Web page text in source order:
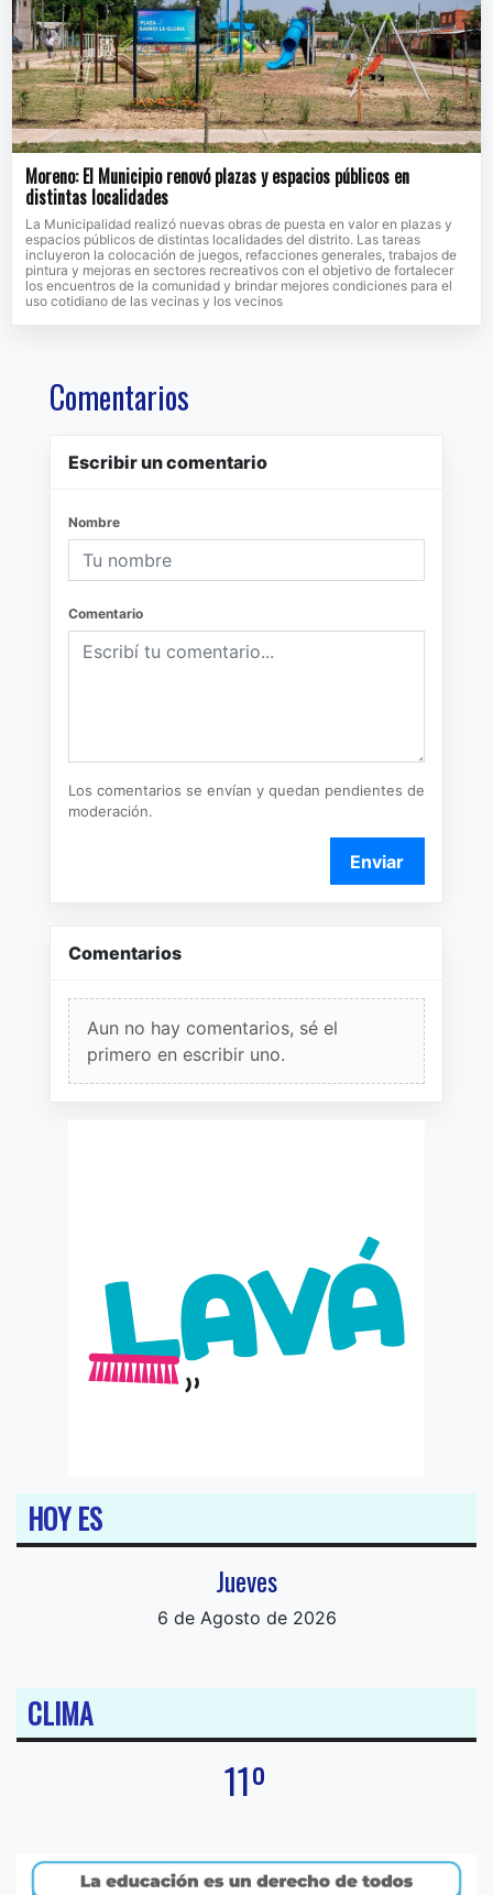
Moreno: El Municipio renovó plazas y espacios públicos en
distintas localidades
La Municipalidad realizó nuevas obras de puesta en valor en plazas y
espacios públicos de distintas localidades del distrito. Las tareas
incluyeron la colocación de juegos, refacciones generales, trabajos de
pintura y mejoras en sectores recreativos con el objetivo de fortalecer
los encuentros de la comunidad y brindar mejores condiciones para el
uso cotidiano de las vecinas y los vecinos
Comentarios
Escribir un comentario
Nombre
Comentario
Los comentarios se envían y quedan pendientes de
moderación.
Enviar
Comentarios
Aun no hay comentarios, sé el
primero en escribir uno.
HOY ES
Jueves
6 de Agosto de 2026
CLIMA
11º